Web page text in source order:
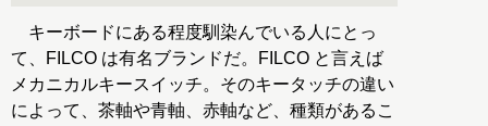
キーボードにある程度馴染んでいる人にとっ
て、FILCO は有名ブランドだ。FILCO と言えば
メカニカルキースイッチ。そのキータッチの違い
によって、茶軸や青軸、赤軸など、種類があるこ